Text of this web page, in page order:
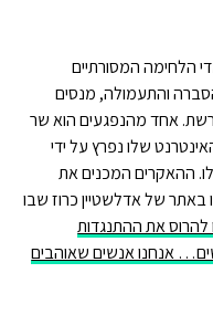
הלחימה המסורתיים
והתעמולה, מנסים
אחד מהנפגעים הוא שר
שלו נפרץ על ידי
ההאקרים המכנים את
של אדלשטיין כרוז שבו
את ההתנגדות
אנחנו אנשים שאוהבים